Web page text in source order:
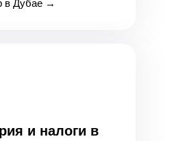
в Дубае →
и налоги в